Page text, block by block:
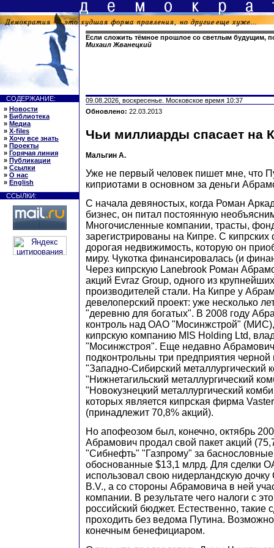
Если сложить тёмное прошлое со светлым будущим,
Михаил Жванецкий
СОДЕРЖАНИЕ:
» Новости
» Библиотека
» Медиа
» X-files
» Хочу все знать
» Проекты
» Горячая линия
» Публикации
» Ссылки
» О нас
» English
ССЫЛКИ:
09.08.2026, воскресенье. Московское время 10:37
Обновлено: 22.03.2013
Чьи миллиарды спасает на
Мальгин А.
Уже не первый человек пишет мне, что
киприотами в основном за деньги
С начала девяностых, когда Роман
бизнес, он питал постоянную
Многочисленные компании, трасты,
зарегистрированы на Кипре. С кипрских
дорогая недвижимость, которую он
миру. Чукотка финансировалась (и
Через кипрскую Lanebrook Роман
акций Evraz Group, одного из
производителей стали. На Кипре у
девелоперский проект: уже несколько
"деревню для богатых". В 2008 году
контроль над ОАО "Мосинжстрой" (МИС),
кипрскую компанию MIS Holding Ltd,
"Мосинжстроя". Еще недавно
подконтрольны три предприятия
"Западно-Сибирский металлургический
"Нижнетагильский металлургический
"Новокузнецкий металлургический
которых является кипрская фирма
(принадлежит 70,8% акций).
Но апофеозом был, конечно, октябрь
Абрамович продал свой пакет акций
"Сибнефть" "Газпрому" за
обоснованные $13,1 млрд. Для сделки
использовал свою нидерландскую
B.V., а со стороны Абрамовича в ней
компании. В результате чего налоги с
российский бюджет. Естественно, такие
проходить без ведома Путина.
конечным бенефициаром.